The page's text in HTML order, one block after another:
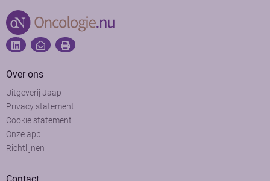
Over ons
Uitgeverij Jaap
Privacy statement
Cookie statement
Onze app
Richtlijnen
Contact